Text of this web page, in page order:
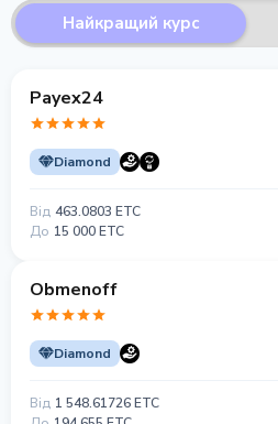
Найкращий курс
Payex24
Diamond
Від 463.0803 ETC
До 15 000 ETC
Obmenoff
Diamond
Від 1 548.61726 ETC